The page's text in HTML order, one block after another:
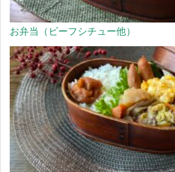
お弁当（ビーフシチュー他）